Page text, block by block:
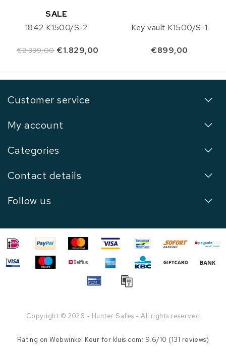
SALE
1842 K1500/S-2
€2.339,00 €1.829,00
Key vault K1500/S-1
€899,00
Customer service
My account
Categories
Contact details
Follow us
Copyright © 2026 - Hunter Safes - All rights reserved
Rating onWebwinkel Keur for kluis.com: 9.6/10 (131 reviews)